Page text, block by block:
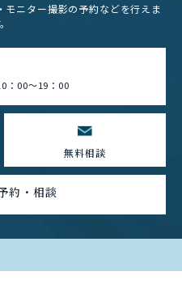
ニター撮影の予約などを行えま
：00～19：00
無料相談
約・相談